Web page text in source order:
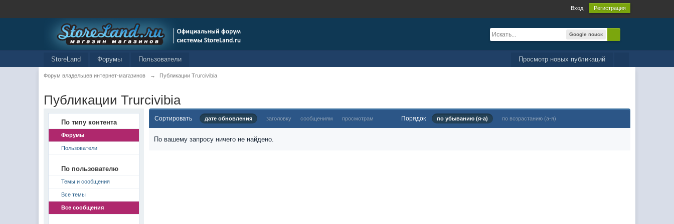
Вход Регистрация
Google поиск
Просмотр новых публикаций
StoreLand Форумы Пользователи
Форум владельцев интернет-магазинов → Публикации Trurcivibia
Публикации Trurcivibia
По типу контента
Форумы
Пользователи
По пользователю
Темы и сообщения
Все темы
Все сообщения
Сортировать дате обновления заголовку сообщениям просмотрам Порядок по убыванию (я-а) по возрастанию (а-я)
По вашему запросу ничего не найдено.